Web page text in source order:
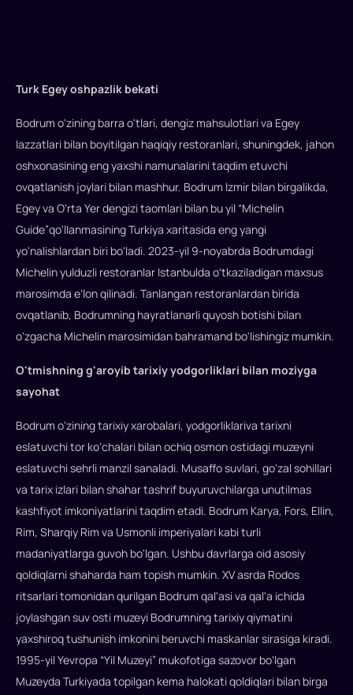
Turk Egey oshpazlik bekati
Bodrum o'zining barra o'tlari, dengiz mahsulotlari va Egey
lazzatlari bilan boyitilgan haqiqiy restoranlari, shuningdek, jahon
oshxonasining eng yaxshi namunalarini taqdim etuvchi
ovqatlanish joylari bilan mashhur. Bodrum Izmir bilan birgalikda,
Egey va O'rta Yer dengizi taomlari bilan bu yil “Michelin
Guide”qo'llanmasining Turkiya xaritasida eng yangi
yo'nalishlardan biri bo'ladi. 2023-yil 9-noyabrda Bodrumdagi
Michelin yulduzli restoranlar Istanbulda oʻtkaziladigan maxsus
marosimda eʼlon qilinadi. Tanlangan restoranlardan birida
ovqatlanib, Bodrumning hayratlanarli quyosh botishi bilan
o'zgacha Michelin marosimidan bahramand bo'lishingiz mumkin.
O'tmishning g'aroyib tarixiy yodgorliklari bilan moziyga
sayohat
Bodrum o‘zining tarixiy xarobalari, yodgorliklariva tarixni
eslatuvchi tor ko‘chalari bilan ochiq osmon ostidagi muzeyni
eslatuvchi sehrli manzil sanaladi. Musaffo suvlari, go'zal sohillari
va tarix izlari bilan shahar tashrif buyuruvchilarga unutilmas
kashfiyot imkoniyatlarini taqdim etadi. Bodrum Karya, Fors, Ellin,
Rim, Sharqiy Rim va Usmonli imperiyalari kabi turli
madaniyatlarga guvoh bo'lgan. Ushbu davrlarga oid asosiy
qoldiqlarni shaharda ham topish mumkin. XV asrda Rodos
ritsarlari tomonidan qurilgan Bodrum qal'asi va qal'a ichida
joylashgan suv osti muzeyi Bodrumning tarixiy qiymatini
yaxshiroq tushunish imkonini beruvchi maskanlar sirasiga kiradi.
1995-yil Yevropa “Yil Muzeyi” mukofotiga sazovor bo‘lgan
Muzeyda Turkiyada topilgan kema halokati qoldiqlari bilan birga